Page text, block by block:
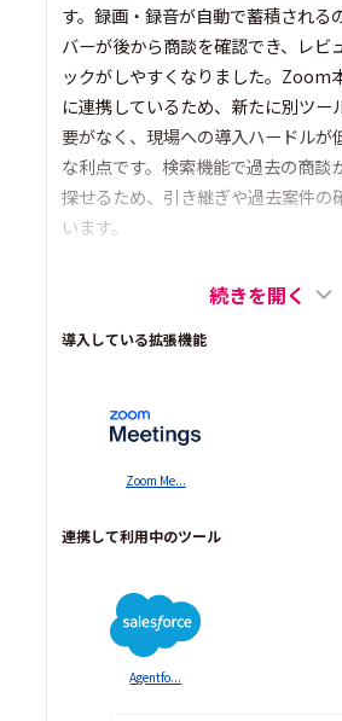
す。録画・録音が自動で蓄積される
バーが後から商談を確認でき、レビ
ックがしやすくなりました。Zoom
に連携しているため、新たに別ツー
要がなく、現場への導入ハードルが
な利点です。検索機能で過去の商談
探せるため、引き継ぎや過去案件の
います。
続きを開く
導入している拡張機能
Zoom Me...
連携して利用中のツール
Agentfo...